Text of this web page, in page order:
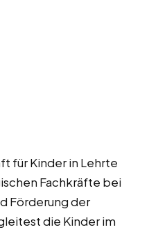
für Kinder in Lehrte
Fachkräfte bei
Förderung der
die Kinder im